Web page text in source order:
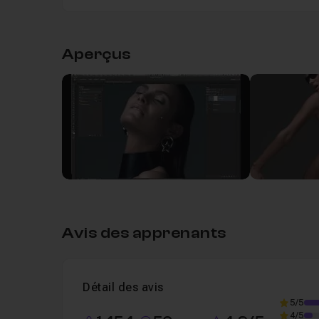
Chapitre 5 : Post ProductionChapitre 1
Aperçus
Avis des apprenants
Détail des avis
5/5
4/5